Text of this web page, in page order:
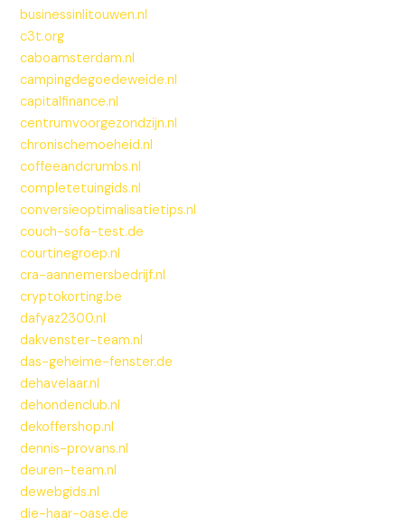
businessinlitouwen.nl
c3t.org
caboamsterdam.nl
campingdegoedeweide.nl
capitalfinance.nl
centrumvoorgezondzijn.nl
chronischemoeheid.nl
coffeeandcrumbs.nl
completetuingids.nl
conversieoptimalisatietips.nl
couch-sofa-test.de
courtinegroep.nl
cra-aannemersbedrijf.nl
cryptokorting.be
dafyaz2300.nl
dakvenster-team.nl
das-geheime-fenster.de
dehavelaar.nl
dehondenclub.nl
dekoffershop.nl
dennis-provans.nl
deuren-team.nl
dewebgids.nl
die-haar-oase.de